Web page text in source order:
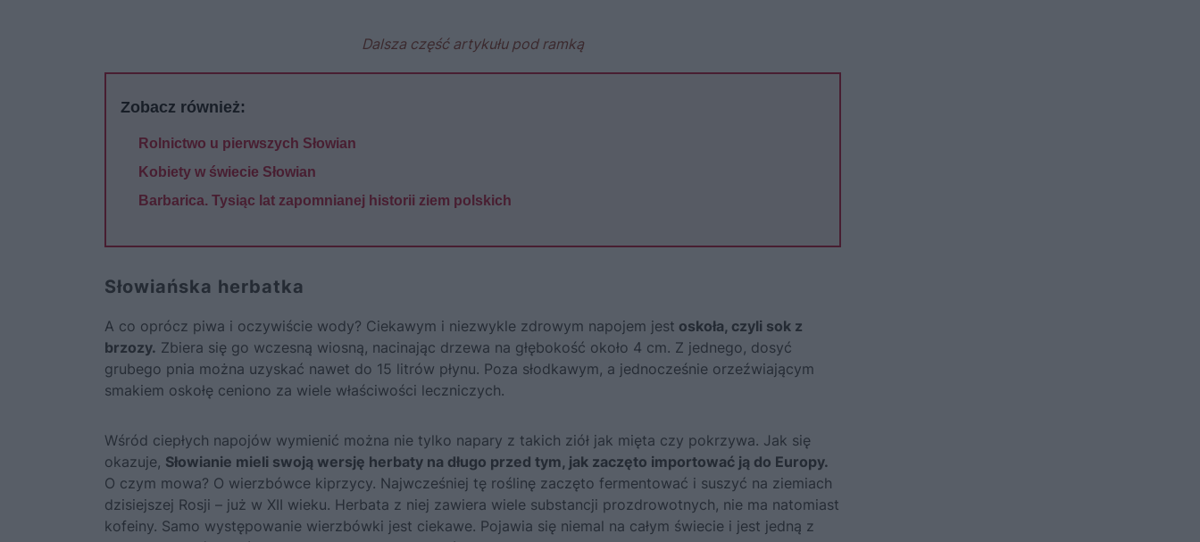
Dalsza część artykułu pod ramką
Zobacz również:
Rolnictwo u pierwszych Słowian
Kobiety w świecie Słowian
Barbarica. Tysiąc lat zapomnianej historii ziem polskich
Słowiańska herbatka
A co oprócz piwa i oczywiście wody? Ciekawym i niezwykle zdrowym napojem jest oskoła, czyli sok z
brzozy. Zbiera się go wczesną wiosną, nacinając drzewa na głębokość około 4 cm. Z jednego, dosyć
grubego pnia można uzyskać nawet do 15 litrów płynu. Poza słodkawym, a jednocześnie orzeźwiającym
smakiem oskołę ceniono za wiele właściwości leczniczych.
Wśród ciepłych napojów wymienić można nie tylko napary z takich ziół jak mięta czy pokrzywa. Jak się
okazuje, Słowianie mieli swoją wersję herbaty na długo przed tym, jak zaczęto importować ją do Europy.
O czym mowa? O wierzbówce kiprzycy. Najwcześniej tę roślinę zaczęto fermentować i suszyć na ziemiach
dzisiejszej Rosji – już w XII wieku. Herbata z niej zawiera wiele substancji prozdrowotnych, nie ma natomiast
kofeiny. Samo występowanie wierzbówki jest ciekawe. Pojawia się niemal na całym świecie i jest jedną z